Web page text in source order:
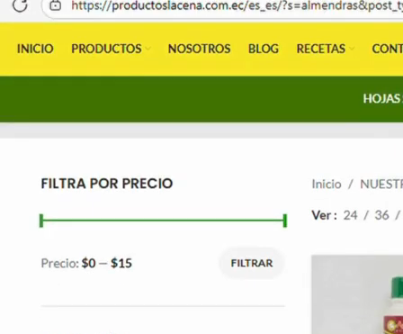
Buscar
Escribe lo que necesitas.